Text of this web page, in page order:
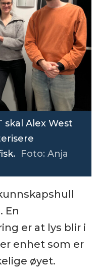
skal Alex West
Foto: Anja
En
er at lys blir i
enhet som er
øyet.